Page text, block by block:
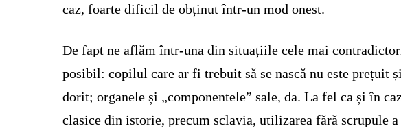
caz, foarte dificil de obținut într-un mod onest.
De fapt ne aflăm într-una din situațiile cele mai
posibil: copilul care ar fi trebuit să se nască nu este prețuit
dorit; organele și „componentele” sale, da. La fel ca și în
clasice din istorie, precum sclavia, utilizarea fără scrupule